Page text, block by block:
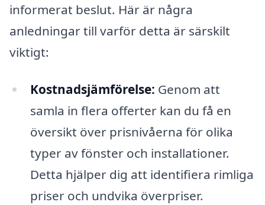
informerat beslut. Här är några
anledningar till varför detta är särskilt
viktigt:
Kostnadsjämförelse: Genom att
samla in flera offerter kan du få en
översikt över prisnivåerna för olika
typer av fönster och installationer.
Detta hjälper dig att identifiera rimliga
priser och undvika överpriser.